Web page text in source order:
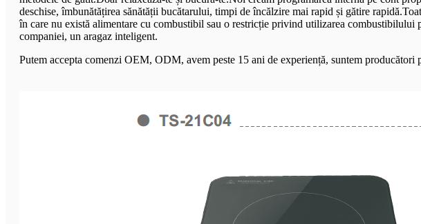
deschise, îmbunătățirea sănătății bucătarului, timpi de încălzire mai rapid și gătire
în care nu există alimentare cu combustibil sau o restricție privind utilizarea
companiei, un aragaz inteligent.
Putem accepta comenzi OEM, ODM, avem peste 15 ani de experiență, suntem producători